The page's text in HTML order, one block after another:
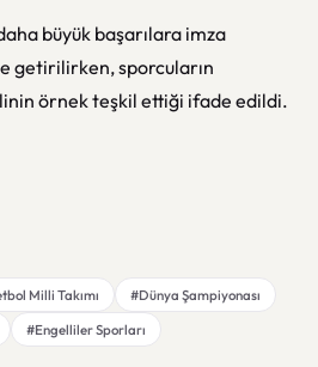
büyük başarılara imza
getirilirken, sporcuların
örnek teşkil ettiği ifade edildi.
Milli Takımı
#Dünya Şampiyonası
#Engelliler Sporları